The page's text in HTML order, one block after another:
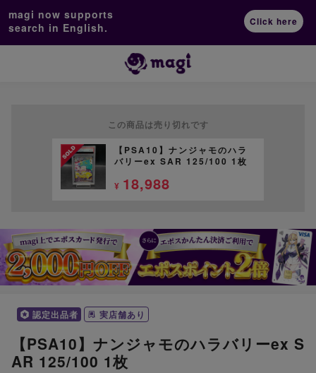
magi now supports
search in English.
Click here
この商品は売り切れです
【PSA10】ナンジャモのハラ
バリーex SAR 125/100 1枚
¥ 18,988
認定出品者 実店舗あり
【PSA10】ナンジャモのハラバリーex S
AR 125/100 1枚